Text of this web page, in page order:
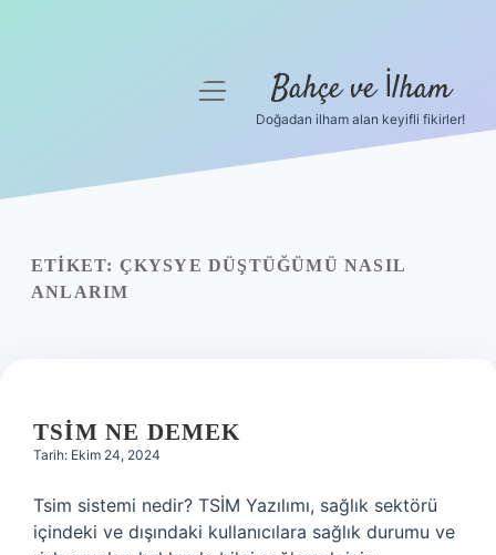
Yasal Uyarı
menüyü
Bahçe ve İlham
Doğadan ilham alan keyifli fikirler!
ETIKET: ÇKYSYE DÜŞTÜĞÜMÜ NASIL
ANLARIM
TSIM NE DEMEK
Tarih: Ekim 24, 2024
Tsim sistemi nedir? TSİM Yazılımı, sağlık sektörü
içindeki ve dışındaki kullanıcılara sağlık durumu ve